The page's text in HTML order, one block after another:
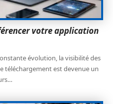
votre application
évolution, la visibilité des
téléchargement est devenue un
…